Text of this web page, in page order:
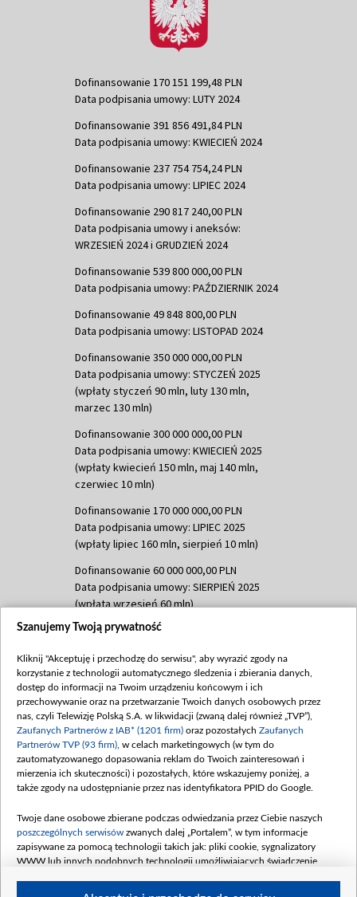
Dofinansowanie 170 151 199,48 PLN
Data podpisania umowy: LUTY 2024
Dofinansowanie 391 856 491,84 PLN
Data podpisania umowy: KWIECIEŃ 2024
Dofinansowanie 237 754 754,24 PLN
Data podpisania umowy: LIPIEC 2024
Dofinansowanie 290 817 240,00 PLN
Data podpisania umowy i aneksów:
WRZESIEŃ 2024 i GRUDZIEŃ 2024
Dofinansowanie 539 800 000,00 PLN
Data podpisania umowy: PAŹDZIERNIK 2024
Dofinansowanie 49 848 800,00 PLN
Data podpisania umowy: LISTOPAD 2024
Dofinansowanie 350 000 000,00 PLN
Data podpisania umowy: STYCZEŃ 2025
(wpłaty styczeń 90 mln, luty 130 mln,
marzec 130 mln)
Dofinansowanie 300 000 000,00 PLN
Data podpisania umowy: KWIECIEŃ 2025
(wpłaty kwiecień 150 mln, maj 140 mln,
czerwiec 10 mln)
Dofinansowanie 170 000 000,00 PLN
Data podpisania umowy: LIPIEC 2025
(wpłaty lipiec 160 mln, sierpień 10 mln)
Dofinansowanie 60 000 000,00 PLN
Data podpisania umowy: SIERPIEŃ 2025
(wpłata wrzesień 60 mln)
Dofinansowanie 635 783 051,21 PLN
(wpłata wrzesień 100 mln, październik 350
mln, listopad 265 mln)
Dofinansowanie 48 862 000,00 PLN
Data podpisania umowy: GRUDZIEŃ 2025
(wpłata grudzień 60,548 mln)
Dofinansowanie 900 000 000,00 PLN
Data podpisania umowy: LUTY 2026 (wpłata
kwiecień 180 mln, 7 maja 180 mln, 8
czerwca 90 mln)
Dofinansowanie 250 000 000,00 PLN
4 sierpnia 250 mln
Szanujemy Twoją prywatność
Kliknij "Akceptuję i przechodzę do serwisu", aby wyrazić zgody na
korzystanie z technologii automatycznego śledzenia i zbierania danych,
dostęp do informacji na Twoim urządzeniu końcowym i ich
przechowywanie oraz na przetwarzanie Twoich danych osobowych przez
nas, czyli Telewizję Polską S.A. w likwidacji (zwaną dalej również „TVP”),
Zaufanych Partnerów z IAB* (1201 firm) oraz pozostałych Zaufanych
Partnerów TVP (93 firm) , w celach marketingowych (w tym do
zautomatyzowanego dopasowania reklam do Twoich zainteresowań i
mierzenia ich skuteczności) i pozostałych, które wskazujemy poniżej, a
także zgody na udostępnianie przez nas identyfikatora PPID do Google.
Twoje dane osobowe zbierane podczas odwiedzania przez Ciebie naszych
poszczególnych serwisów zwanych dalej „Portalem”, w tym informacje
zapisywane za pomocą technologii takich jak: pliki cookie, sygnalizatory
WWW lub innych podobnych technologii umożliwiających świadczenie